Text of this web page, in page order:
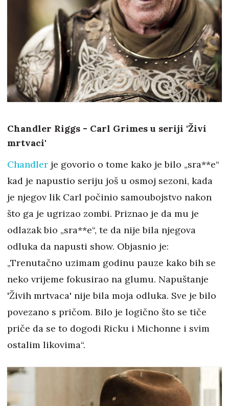
Chandler Riggs - Carl Grimes u seriji 'Živi
mrtvaci'
Chandler je govorio o tome kako je bilo „sra**e“
kad je napustio seriju još u osmoj sezoni, kada
je njegov lik Carl počinio samoubojstvo nakon
što ga je ugrizao zombi. Priznao je da mu je
odlazak bio „sra**e“, te da nije bila njegova
odluka da napusti show. Objasnio je:
„Trenutačno uzimam godinu pauze kako bih se
neko vrijeme fokusirao na glumu. Napuštanje
'Živih mrtvaca' nije bila moja odluka. Sve je bilo
povezano s pričom. Bilo je logično što se tiče
priče da se to dogodi Ricku i Michonne i svim
ostalim likovima“.